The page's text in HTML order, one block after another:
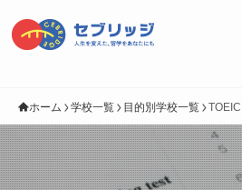
ホーム 学校一覧 目的別学校一覧 TOEIC